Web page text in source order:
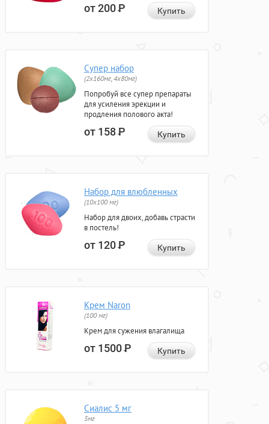
от 200Р Купить
Супер набор
(2х160мг, 4х80мг)
Попробуй все супер препараты
для усиления эрекции и
продления полового акта!
от 158Р Купить
Набор для влюбленных
(10х100 мг)
Набор для двоих, добавь страсти
в постель!
от 120Р Купить
Крем Naron
(100 мг)
Крем для сужения влагалища
от 1500Р Купить
Сиалис 5 мг
5мг